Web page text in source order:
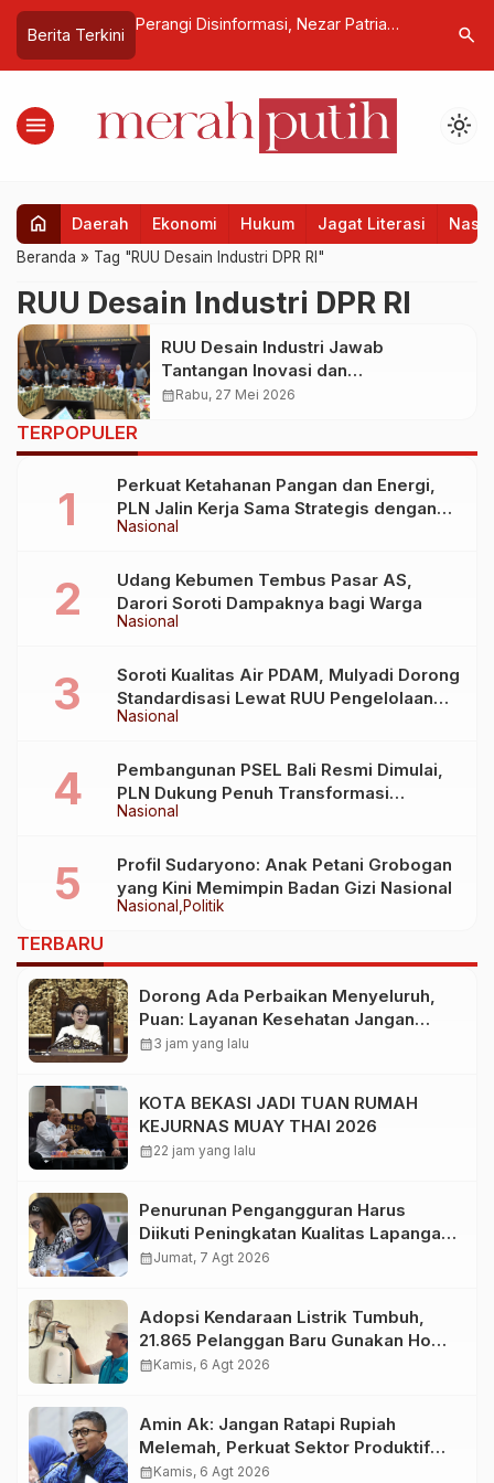
Berita Terkini
Baru
Perangi Disinformasi, Nezar Patria
Berkualitas
Umum
search
menu light_mode
home Daerah Ekonomi Hukum Jagat Literasi
Beranda » Tag "RUU Desain Industri DPR RI"
RUU Desain Industri DPR RI
RUU Desain Industri Jawab
Tantangan Inovasi dan
Perkembangan Teknologi
calendar_monthRabu, 27 Mei 2026
TERPOPULER
Nasional
Perkuat Ketahanan Pangan dan Energi,
PLN Jalin Kerja Sama Strategis dengan
Kementerian Kelautan dan Perikanan
Nasional
Udang Kebumen Tembus Pasar AS,
Darori Soroti Dampaknya bagi Warga
Nasional
Soroti Kualitas Air PDAM, Mulyadi Dorong
Standardisasi Lewat RUU Pengelolaan
Air Minum
Nasional
Pembangunan PSEL Bali Resmi Dimulai,
PLN Dukung Penuh Transformasi
Nasional Pengelolaan Sampah Jadi
Nasional Politik
Profil Sudaryono: Anak Petani Grobogan
yang Kini Memimpin Badan Gizi Nasional
TERBARU
Dorong Ada Perbaikan Menyeluruh,
Puan: Layanan Kesehatan Jangan
Kehilangan Empati
calendar_month3 jam yang lalu
KOTA BEKASI JADI TUAN RUMAH
KEJURNAS MUAY THAI 2026
calendar_month22 jam yang lalu
Penurunan Pengangguran Harus
Diikuti Peningkatan Kualitas Lapangan
Kerja
calendar_monthJumat, 7 Agt 2026
Adopsi Kendaraan Listrik Tumbuh,
21.865 Pelanggan Baru Gunakan Home
Charging Services PLN pada
calendar_monthKamis, 6 Agt 2026
Amin Ak: Jangan Ratapi Rupiah
Melemah, Perkuat Sektor Produktif
Negara
calendar_monthKamis, 6 Agt 2026